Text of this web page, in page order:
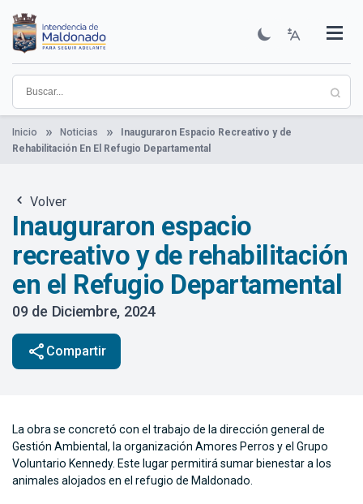
contenido
principal
Institucional
Municipios
Descubre Maldonado
Comunicación
Servicios
Guía De Trámites
Ver Noticias
Inicio Noticias
Inauguraron Espacio Recreativo y de
Rehabilitación En El Refugio Departamental
Volver
Inauguraron espacio
recreativo y de rehabilitación
en el Refugio Departamental
09 de Diciembre, 2024
share Compartir
La obra se concretó con el trabajo de la dirección general de
Gestión Ambiental, la organización Amores Perros y el Grupo
Voluntario Kennedy. Este lugar permitirá sumar bienestar a los
animales alojados en el refugio de Maldonado.